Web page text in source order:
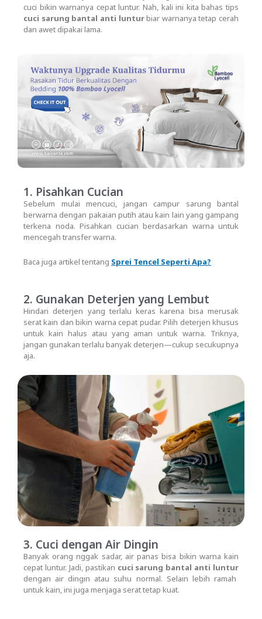
cuci bikin warnanya cepat luntur. Nah, kali ini kita bahas tips
cuci sarung bantal anti lunturbiar warnanya tetap cerah
dan awet dipakai lama.
1. Pisahkan Cucian
Sebelum mulai mencuci, jangan campur sarung bantal
berwarna dengan pakaian putih atau kain lain yang gampang
terkena noda. Pisahkan cucian berdasarkan warna untuk
mencegah transfer warna.
Baca juga artikel tentang Sprei Tencel Seperti Apa?
2. Gunakan Deterjen yang Lembut
Hindari deterjen yang terlalu keras karena bisa merusak
serat kain dan bikin warna cepat pudar. Pilih deterjen khusus
untuk kain halus atau yang aman untuk warna. Triknya,
jangan gunakan terlalu banyak deterjen—cukup secukupnya
aja.
3. Cuci dengan Air Dingin
Banyak orang nggak sadar, air panas bisa bikin warna kain
cepat luntur. Jadi, pastikan cuci sarung bantal anti luntur
dengan air dingin atau suhu normal. Selain lebih ramah
untuk kain, ini juga menjaga serat tetap kuat.